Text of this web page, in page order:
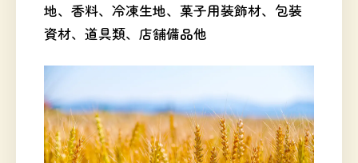
地、香料、冷凍生地、菓子用装飾材、包装
資材、道具類、店舗備品他